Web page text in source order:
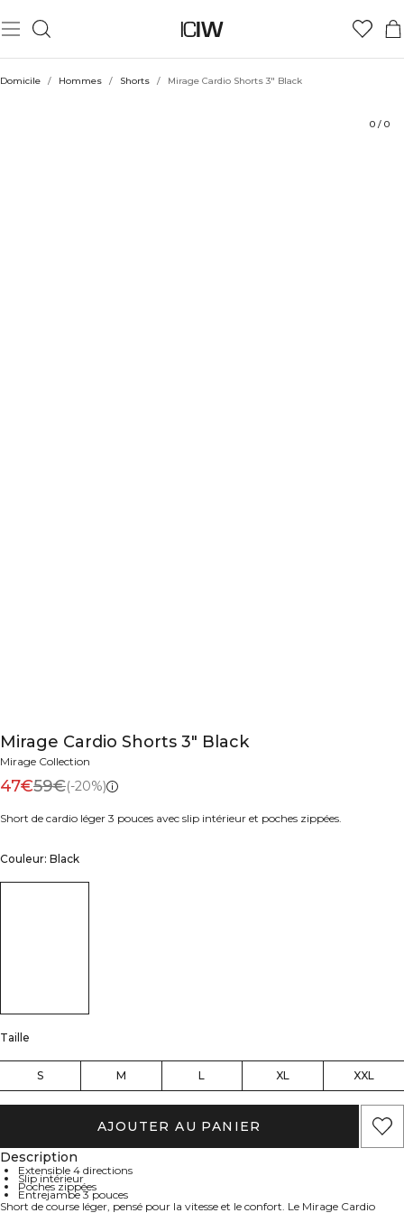
Domicile / Hommes / Shorts / Mirage Cardio Shorts 3" Black
0 / 0
Mirage Cardio Shorts 3" Black
Mirage Collection
47€59€(-20%)
Short de cardio léger 3 pouces avec slip intérieur et poches zippées.
Couleur: Black
Taille
S M L XL XXL
AJOUTER AU PANIER
Description
Extensible 4 directions
Slip intérieur
Poches zippées
Entrejambe 3 pouces
Short de course léger, pensé pour la vitesse et le confort. Le Mirage Cardio